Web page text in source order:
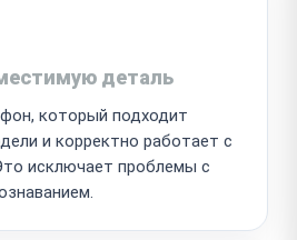
деталь
который подходит
и корректно работает с
исключает проблемы с